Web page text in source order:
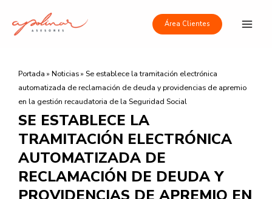
contenido
Área Clientes
Portada » Noticias» Se establece la tramitación electrónica
automatizada de reclamación de deuda y providencias de apremio
en la gestión recaudatoria de la Seguridad Social
SE ESTABLECE LA
TRAMITACIÓN ELECTRÓNICA
AUTOMATIZADA DE
RECLAMACIÓN DE DEUDA Y